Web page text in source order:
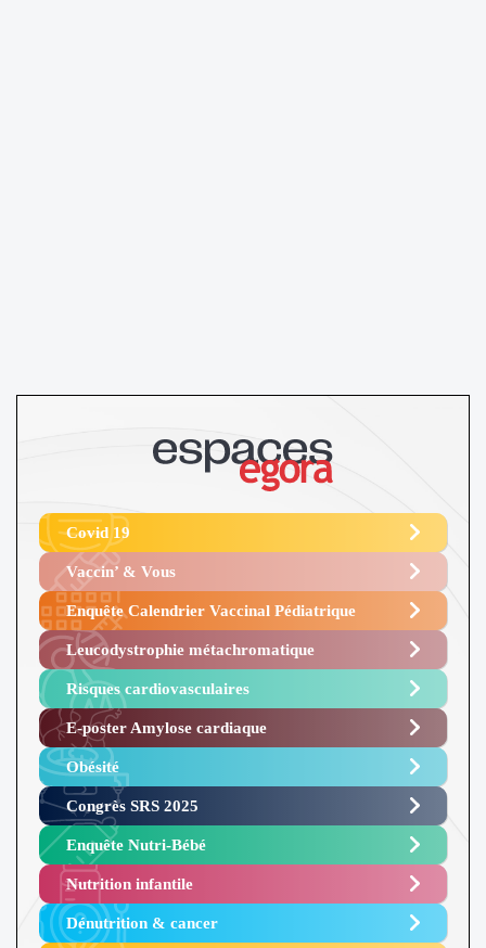
Covid 19
Vaccin’ & Vous
Enquête Calendrier Vaccinal Pédiatrique
Leucodystrophie métachromatique
Risques cardiovasculaires
E-poster Amylose cardiaque ​
Obésité ​
Congrès SRS 2025 ​
Enquête Nutri-Bébé ​
Nutrition infantile
Dénutrition & cancer